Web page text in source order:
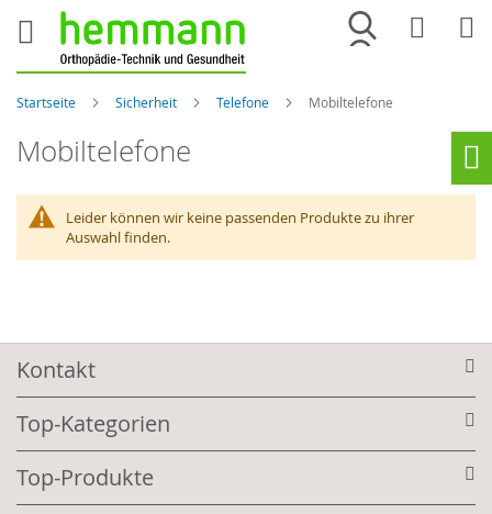
Merkliste
Startseite Sicherheit Telefone Mobiltelefone
Mobiltelefone
Leider können wir keine passenden Produkte zu ihrer
Auswahl finden.
Kontakt
Top-Kategorien
Top-Produkte